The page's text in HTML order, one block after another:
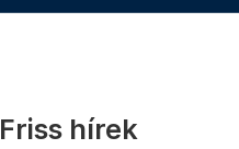
Friss hírek